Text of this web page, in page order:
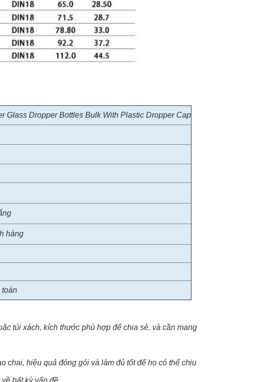
Glass Dropper Bottles Bulk With Plastic Dropper Cap
hàng
toán
túi xách, kích thước phù hợp để chia sẻ, và cần mang
chai, hiệu quả đóng gói và làm đủ tốt để họ có thể chịu